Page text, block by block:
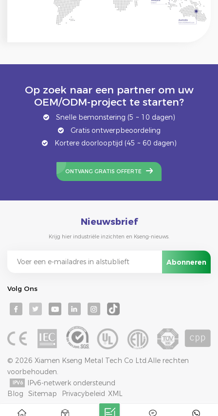
Op zoek naar een partner om uw
OEM/ODM-project te starten?
Snelle bemonstering (5 ~ 10 dagen)
Gratis ontwerpbeoordeling
Kortere doorlooptijd (45 ~ 60 dagen)
ONTVANG GRATIS OFFERTE
Nieuwsbrief
Krijg hier industriële inzichten en Kseng-nieuws.
Volg Ons
© 2026 Xiamen Kseng Metal Tech Co Ltd.Alle rechten
voorbehouden.
IPv6-netwerk ondersteund
Blog
Sitemap Privacybeleid XML